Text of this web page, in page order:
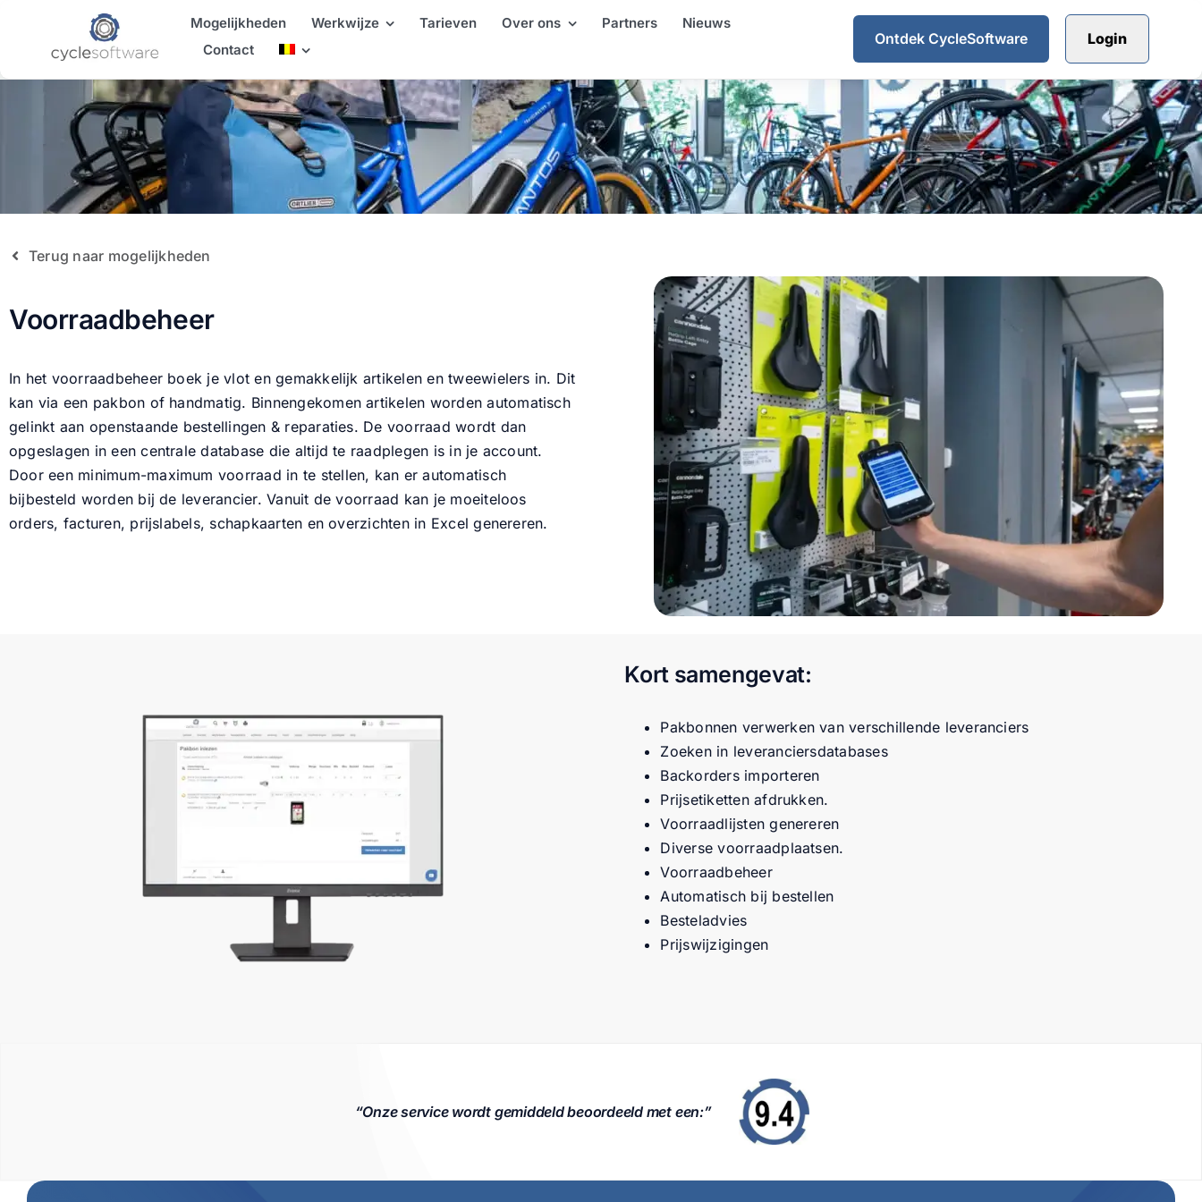
Mogelijkheden Werkwijze Tarieven Over ons Partners
Nieuws
Contact
Ontdek CycleSoftware Login
Terug naar mogelijkheden
Voorraadbeheer
In het voorraadbeheer boek je vlot en gemakkelijk artikelen en tweewielers in. Dit
kan via een pakbon of handmatig. Binnengekomen artikelen worden automatisch
gelinkt aan openstaande bestellingen & reparaties. De voorraad wordt dan
opgeslagen in een centrale database die altijd te raadplegen is in je account.
Door een minimum-maximum voorraad in te stellen, kan er automatisch
bijbesteld worden bij de leverancier. Vanuit de voorraad kan je moeiteloos
orders, facturen, prijslabels, schapkaarten en overzichten in Excel genereren.
Kort samengevat:
Pakbonnen verwerken van verschillende leveranciers
Zoeken in leveranciersdatabases
Backorders importeren
Prijsetiketten afdrukken.
Voorraadlijsten genereren
Diverse voorraadplaatsen.
Voorraadbeheer
Automatisch bij bestellen
Besteladvies
Prijswijzigingen
“Onze service wordt gemiddeld beoordeeld met een:”